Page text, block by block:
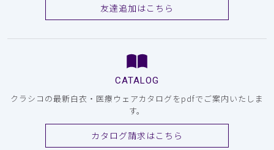
友達追加はこちら
CATALOG
クラシコの最新白衣・医療ウェアカタログをpdfでご案内いたしま
す。
カタログ請求はこちら